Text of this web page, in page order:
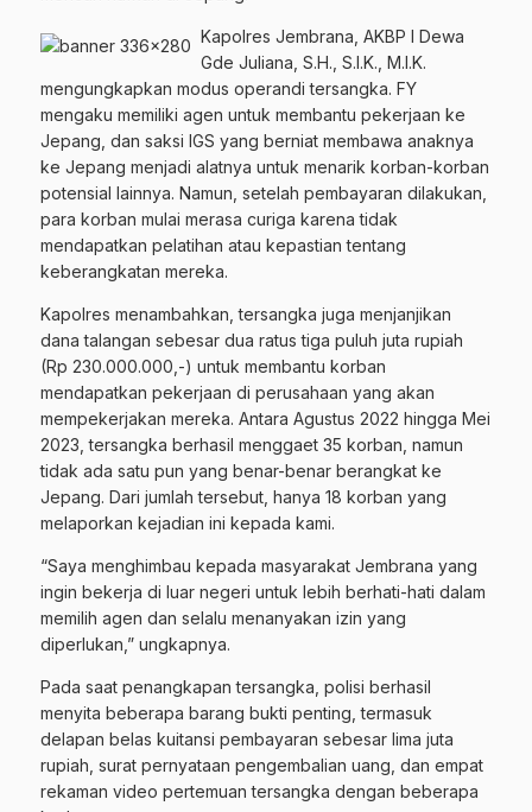
Kapolres Jembrana, AKBP I Dewa
Gde Juliana, S.H., S.I.K., M.I.K.
mengungkapkan modus operandi tersangka. FY
mengaku memiliki agen untuk membantu pekerjaan ke
Jepang, dan saksi IGS yang berniat membawa anaknya
ke Jepang menjadi alatnya untuk menarik korban-korban
potensial lainnya. Namun, setelah pembayaran dilakukan,
para korban mulai merasa curiga karena tidak
mendapatkan pelatihan atau kepastian tentang
keberangkatan mereka.
Kapolres menambahkan, tersangka juga menjanjikan
dana talangan sebesar dua ratus tiga puluh juta rupiah
(Rp 230.000.000,-) untuk membantu korban
mendapatkan pekerjaan di perusahaan yang akan
mempekerjakan mereka. Antara Agustus 2022 hingga Mei
2023, tersangka berhasil menggaet 35 korban, namun
tidak ada satu pun yang benar-benar berangkat ke
Jepang. Dari jumlah tersebut, hanya 18 korban yang
melaporkan kejadian ini kepada kami.
“Saya menghimbau kepada masyarakat Jembrana yang
ingin bekerja di luar negeri untuk lebih berhati-hati dalam
memilih agen dan selalu menanyakan izin yang
diperlukan,” ungkapnya.
Pada saat penangkapan tersangka, polisi berhasil
menyita beberapa barang bukti penting, termasuk
delapan belas kuitansi pembayaran sebesar lima juta
rupiah, surat pernyataan pengembalian uang, dan empat
rekaman video pertemuan tersangka dengan beberapa